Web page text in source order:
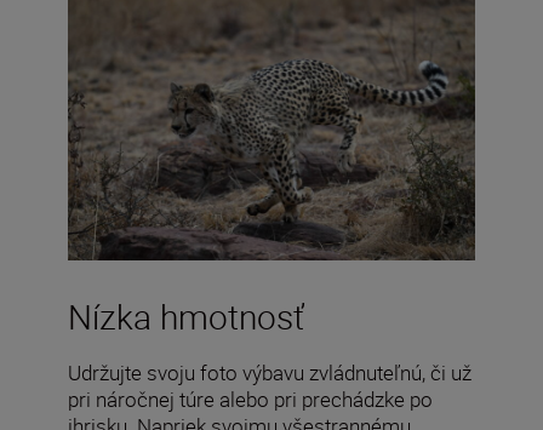
Nízka hmotnosť
Udržujte svoju foto výbavu zvládnuteľnú, či už
pri náročnej túre alebo pri prechádzke po